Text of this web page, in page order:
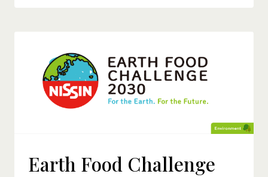
Earth Food Challenge